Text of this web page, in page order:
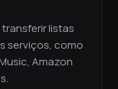
transferir listas
serviços, como
Amazon